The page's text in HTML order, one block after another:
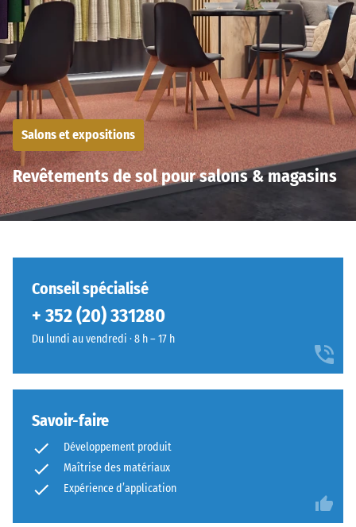
Salons et expositions
Revêtements de sol pour salons & magasins
Conseil spécialisé
+ 352 (20) 331280
Du lundi au vendredi · 8 h – 17 h
Savoir-faire
Développement produit
Maîtrise des matériaux
Expérience d’application